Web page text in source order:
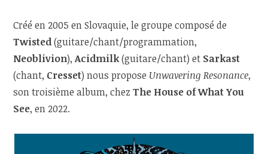
Créé en 2005 en Slovaquie, le groupe composé de
Twisted(guitare/chant/programmation,
Neoblivion),Acidmilk(guitare/chant) et Sarkast
(chant, Cresset) nous propose Unwavering Resonance,
son troisième album, chezThe House of What You
See, en 2022.